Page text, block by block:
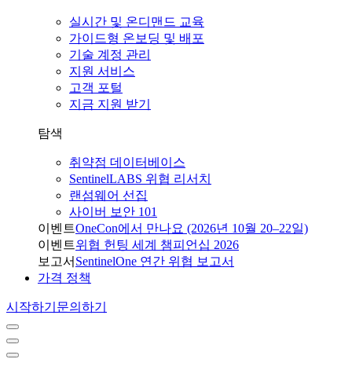
실시간 및 온디맨드 교육
가이드형 온보딩 및 배포
기술 계정 관리
지원 서비스
고객 포털
지금 지원 받기
탐색
취약점 데이터베이스
SentinelLABS 위협 리서치
랜섬웨어 선집
사이버 보안 101
이벤트OneCon에서 만나요 (2026년 10월 20–22일)
이벤트위협 헌팅 세계 챔피언십 2026
보고서 SentinelOne 연간 위협 보고서
가격 정책
시작하기 문의하기